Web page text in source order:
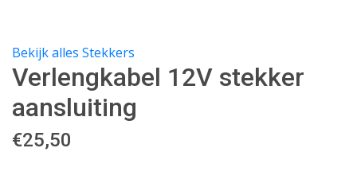
Bekijk alles Stekkers
Verlengkabel 12V stekker
aansluiting
€25,50